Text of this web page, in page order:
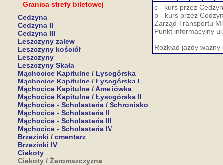
Granica strefy biletowej
Cedzyna
Cedzyna II
Cedzyna III
Leszczyny zalew
Leszczyny kościół
Leszczyny
Leszczyny Skała
Mąchocice Kapitulne / Łysogórska
Mąchocice Kapitulne / Łysogórska I
Mąchocice Kapitulne / Ameliówka
Mąchocice Kapitulne / Łysogórska II
Mąchocice - Scholasteria / Schronisko
Mąchocice - Scholasteria II
Mąchocice - Scholasteria III
Mąchocice - Scholasteria IV
Brzezinki / cmentarz
Brzezinki IV
Ciekoty
Ciekoty / Żeromszczyzna
c - kurs przez
b - kurs przez
Zarząd Transportu
Punkt informacyjny
Rozkład jazdy